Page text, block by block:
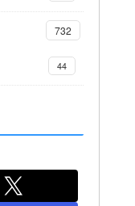
732
44